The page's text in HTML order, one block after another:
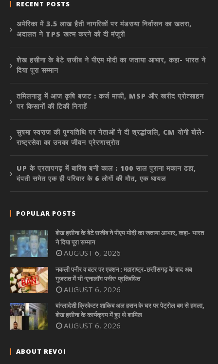
RECENT POSTS
अमेरिका में 3.5 लाख हैती नागरिकों पर मंडराया निर्वासन का खतरा,
अदालत ने TPS खत्म करने को दी मंजूरी
शेख हसीना के बेटे सजीब ने पीएम मोदी का जताया आभार, कहा- भारत ने
दिया पूरा सम्मान
तमिलनाडु में आज कृषि बजट : कर्ज माफी, MSP और खरीद प्रोत्साहन
पर किसानों की टिकी निगाहें
सुषमा स्वराज की पुण्यतिथि पर नेताओं ने दी श्रद्धांजलि, CM योगी बोले-
राष्ट्रसेवा का उनका जीवन प्रेरणास्रोत
UP के प्रतापगढ़ में बारिश बनी काल : 100 साल पुराना मकान ढहा,
दंपती समेत एक ही परिवार के 6 लोगों की मौत, एक घायल
POPULAR POSTS
शेख हसीना के बेटे सजीब ने पीएम मोदी का जताया आभार, कहा- भारत
ने दिया पूरा सम्मान
AUGUST 6, 2026
नकली पनीर व बटर पर एक्शन : महाराष्ट्र-छत्तीसगढ़ के बाद अब
गुजरात में भी ‘एनालॉग पनीर’ प्रतिबंधित
AUGUST 6, 2026
बांग्लादेशी क्रिकेटर शाकिब अल हसन के घर पर पेट्रोल बम से हमला,
शेख हसीना के कार्यक्रम में हुए थे शामिल
AUGUST 6, 2026
ABOUT REVOI